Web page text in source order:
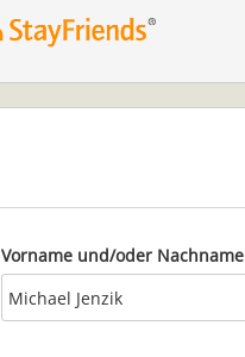
Vorname und/oder Nachname